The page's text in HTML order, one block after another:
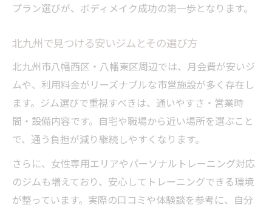
プラン選びが、ボディメイク成功の第一歩となります。
北九州で見つける安いジムとその選び方
北九州市八幡西区・八幡東区周辺では、月会費が安いジ
ムや、利用料金がリーズナブルな市営施設が多く存在し
ます。ジム選びで重視すべきは、通いやすさ・営業時
間・設備内容です。自宅や職場から近い場所を選ぶこと
で、通う負担が減り継続しやすくなります。
さらに、女性専用エリアやパーソナルトレーニング対応
のジムも増えており、安心してトレーニングできる環境
が整っています。実際の口コミや体験談を参考に、自分